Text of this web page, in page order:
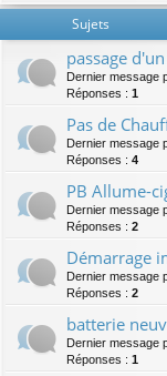
Sujets
passage
Dernier message
Réponses : 1
Pas de
Dernier message
Réponses : 4
PB Allume-
Dernier message
Réponses : 2
Démarrage
Dernier message
Réponses : 2
batterie
Dernier message
Réponses : 1